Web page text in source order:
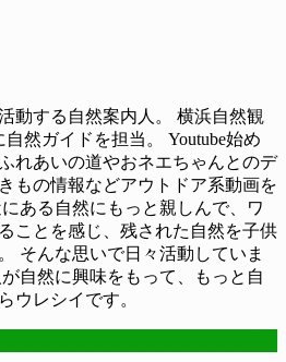
動する自然案内人。 横浜自然観
然ガイドを担当。 Youtube始め
れあいの道やおネエちゃんとのデ
もの情報などアウトドア系動画を
ある自然にもっと親しんで、ワ
ことを感じ、残された自然を子供
そんな思いで日々活動していま
自然に興味をもって、もっと自
ウレシイです。